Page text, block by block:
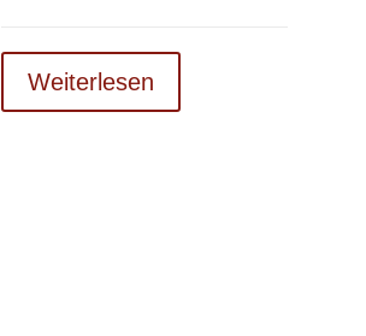
Weiterlesen